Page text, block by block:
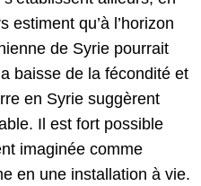
estiment qu’à l’horizon
de Syrie pourrait
baisse de la fécondité et
en Syrie suggèrent
Il est fort possible
imaginée comme
en une installation à vie.